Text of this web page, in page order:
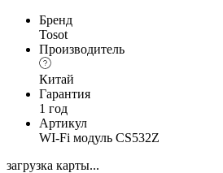
Бренд
Tosot
Производитель
Китай
Гарантия
1 год
Артикул
WI-Fi модуль CS532Z
загрузка карты...